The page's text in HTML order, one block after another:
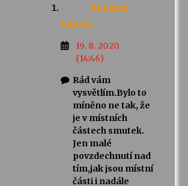
Anonym
napsal:
19. 8. 2020
(14:46)
Rád vám
vysvětlím.Bylo to
míněno ne tak, že
je v místních
částech smutek.
Jen malé
povzdechnutí nad
tím,jak jsou místní
části i nadále